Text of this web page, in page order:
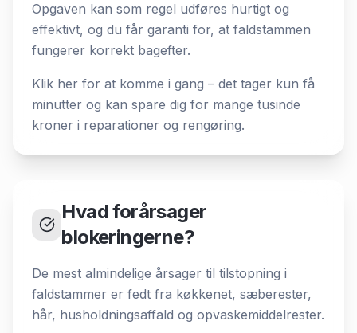
Opgaven kan som regel udføres hurtigt og
effektivt, og du får garanti for, at faldstammen
fungerer korrekt bagefter.
Klik her for at komme i gang – det tager kun få
minutter og kan spare dig for mange tusinde
kroner i reparationer og rengøring.
Hvad forårsager
blokeringerne?
De mest almindelige årsager til tilstopning i
faldstammer er fedt fra køkkenet, sæberester,
hår, husholdningsaffald og opvaskemiddelrester.